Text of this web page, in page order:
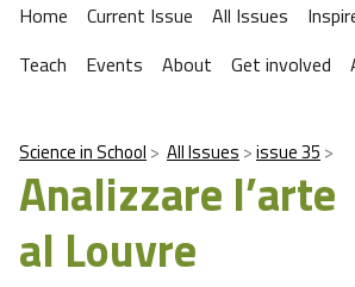
Home
Current Issue All Issues
Teach
Events About Get involved
Science in School All Issues issue 35
Analizzare l’arte
al Louvre